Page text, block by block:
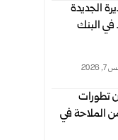
الجديدة
البنك
تطورات
الملاحة في